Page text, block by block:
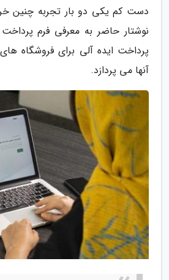
دست کم یکی دو بار تجربه چنین
نوشتار حاضر به معرفی فرم پرداخت
پرداخت ایده آلی برای فروشگاه های
آنها می پردازد.